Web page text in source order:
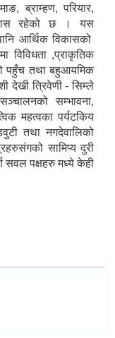
ब्राम्हण, परियार,
रहेको छ । यस
आर्थिक विकासको
विविधता ,प्राकृतिक
पहुँच तथा बहुआयमिक
देखी त्रिवेणी - सिम्ले
सम्भावना,
महत्वका पर्यटकिय
तथा नगदेवालिको
सामिप्य दुरी
सवल पक्षहरु मध्ये केही